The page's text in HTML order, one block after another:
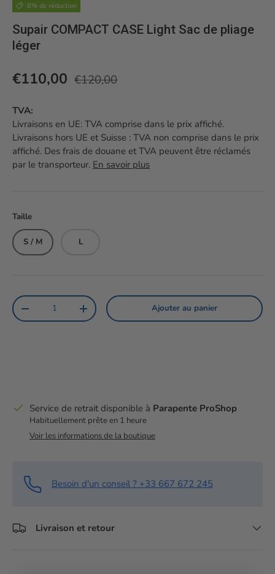
8% de réduction
Supair COMPACT CASE Light Sac de pliage
léger
Prix soldé
€110,00 Prix habituel
€120,00
TVA:
Livraisons en UE: TVA comprise dans le prix affiché.
Livraisons hors UE et Suisse : TVA non comprise dans le prix
affiché. Des frais de douane et TVA peuvent être réclamés
par le transporteur. En savoir plus
Taille
S / M L
Qté
Diminuer la quantitéAugmenter la quantitéAjouter au panier
Service de retrait disponible à Parapente ProShop
Habituellement prête en 1 heure
Voir les informations de la boutique
Besoin d'un conseil ? +33 667 672 245
Livraison et retour